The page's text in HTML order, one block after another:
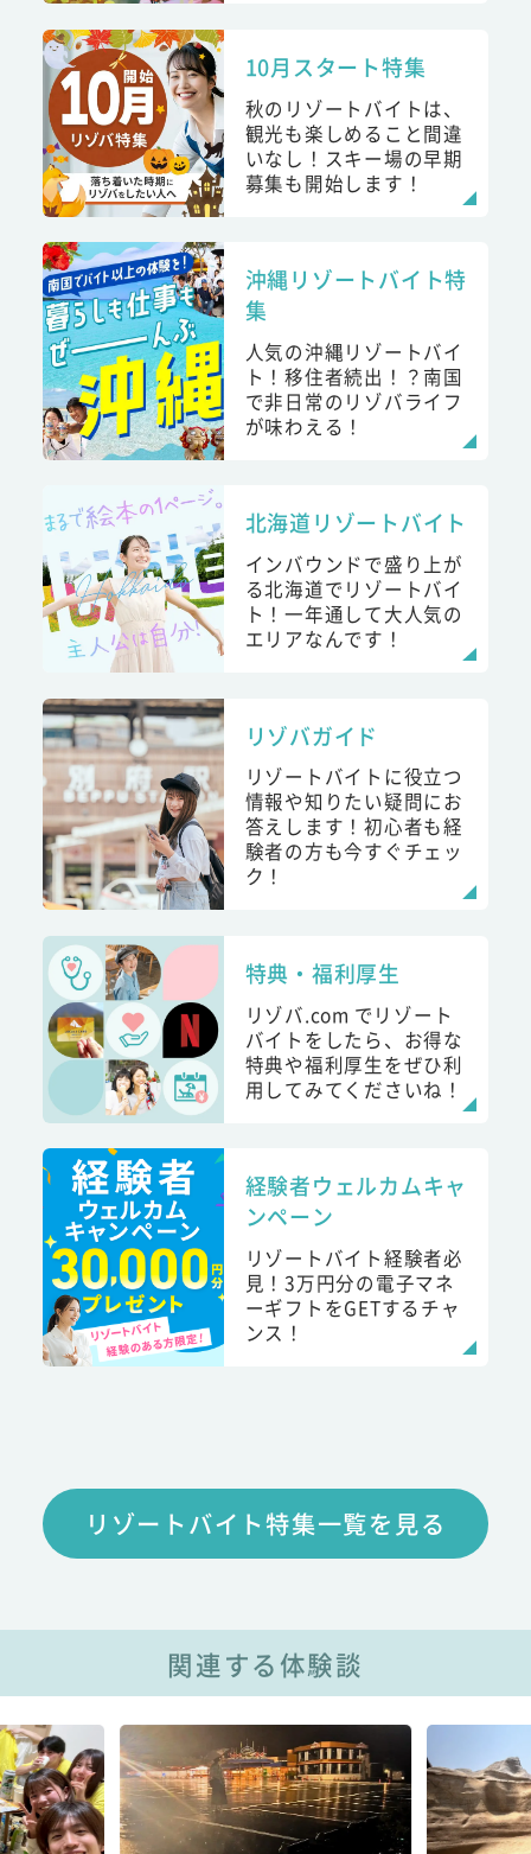
10月スタート特集
秋のリゾートバイトは、
観光も楽しめること間違
いなし！スキー場の早期
募集も開始します！
沖縄リゾートバイト特
集
人気の沖縄リゾートバイ
ト！移住者続出！？南国
で非日常のリゾバライフ
が味わえる！
北海道リゾートバイト
インバウンドで盛り上が
る北海道でリゾートバイ
ト！一年通して大人気の
エリアなんです！
リゾバガイド
リゾートバイトに役立つ
情報や知りたい疑問にお
答えします！初心者も経
験者の方も今すぐチェッ
ク！
特典・福利厚生
リゾバ.com でリゾート
バイトをしたら、お得な
特典や福利厚生をぜひ利
用してみてくださいね！
経験者ウェルカムキャ
ンペーン
リゾートバイト経験者必
見！3万円分の電子マネ
ーギフトをGETするチャ
ンス！
リゾートバイト特集一覧を見る
関連する体験談